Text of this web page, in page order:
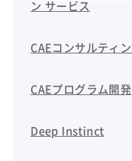
ン サービス
CAEコンサルティ
CAEプログラム開発
Deep Instinct